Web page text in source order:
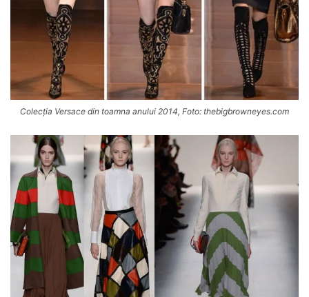
Colecția Versace din toamna anului 2014, Foto: thebigbrowneyes.com